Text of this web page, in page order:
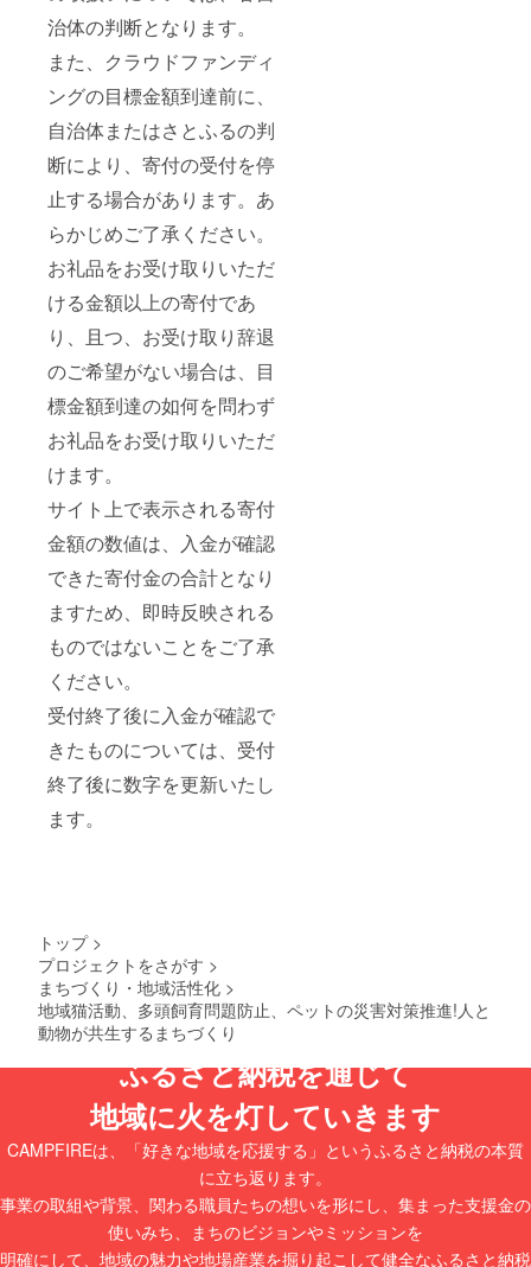
治体の判断となります。
また、クラウドファンディ
ングの目標金額到達前に、
自治体またはさとふるの判
断により、寄付の受付を停
止する場合があります。あ
らかじめご了承ください。
お礼品をお受け取りいただ
ける金額以上の寄付であ
り、且つ、お受け取り辞退
のご希望がない場合は、目
標金額到達の如何を問わず
お礼品をお受け取りいただ
けます。
サイト上で表示される寄付
金額の数値は、入金が確認
できた寄付金の合計となり
ますため、即時反映される
ものではないことをご了承
ください。
受付終了後に入金が確認で
きたものについては、受付
終了後に数字を更新いたし
ます。
トップ >
プロジェクトをさがす >
まちづくり・地域活性化 >
地域猫活動、多頭飼育問題防止、ペットの災害対策推進!人と
動物が共生するまちづくり
ふるさと納税を通じて
地域に火を灯していきます
CAMPFIREは、「好きな地域を応援する」というふるさと納税の本質
に立ち返ります。
事業の取組や背景、関わる職員たちの想いを形にし、集まった支援金の
使いみち、まちのビジョンやミッションを
明確にして、地域の魅力や地場産業を掘り起こして健全なふるさと納税